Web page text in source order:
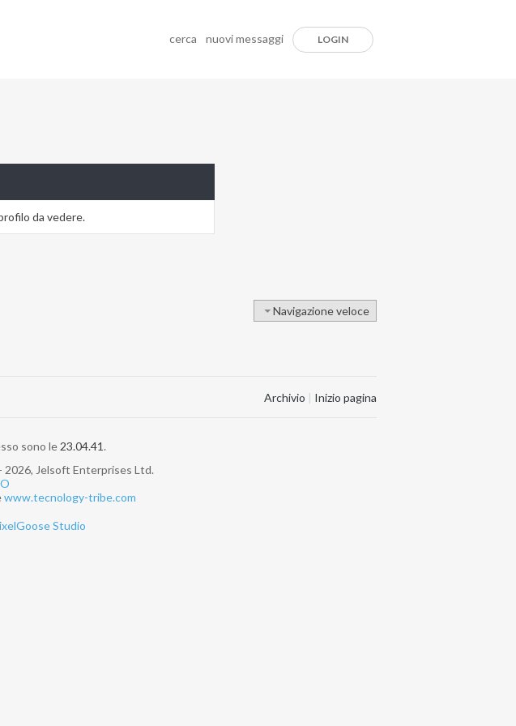
cerca nuovi messaggi LOGIN
da vedere.
Navigazione veloce
Archivio | Inizio pagina
sono le 23.04.41.
Jelsoft Enterprises Ltd.
www.tecnology-tribe.com
Studio